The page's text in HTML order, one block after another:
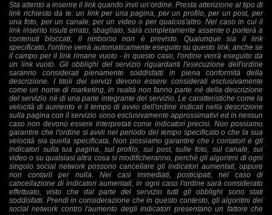
Sta attento a inserire il link quando invii un’ordine. Presta attenzione al tipo di
link richiesto da te: un link per una pagina, per un profilo, per un post, per
una foto, per un canale, per un video o per qualcos'altro. Nel caso in cui il
link inserito risulti errato, sbagliato, sarà completamente assente o porterà a
contenuti bloccati, il rimborso non è previsto. Qualunque sia il link
specificato, l'ordine verrà automaticamente eseguito su questo link, anche se
il campo per il link rimane vuoto - in questo caso, l'ordine verrà eseguito da
un link vuoto. Gli obblighi del servizio riguardanti l'esecuzione dell'ordine
saranno considerati pienamente soddisfatti in piena conformità della
descrizione. I titoli dei servizi devono essere considerati esclusivamente
come un nome di marketing, in realtà non fanno parte né della descrizione
del servizio né di una parte integrante del servizio. Le caratteristiche come la
velocità di aumento e il tempo di avvio dell'ordine indicati nella descrizione
sulla pagina con il servizio sono esclusivamente approssimativi ed in nessun
caso non devono essere interpretati come indicatori precisi. Non possiamo
garantire che l'ordine si avvii nel periodo del tempo specificato o che la sua
velocità sia quella specificata. Non possiamo garantire che i contatori e gli
indicatori sulla tua pagina, sul profilo, sui post, sulle foto, sul canale, sui
video o su qualsiasi altra cosa si modificheranno, perché gli algoritmi di ogni
singolo social network possono cancellare gli indicatori aumentati, oppure
non contarli per nulla. Nei casi immediati, posticipati, nel caso di
cancellazione di indicatori aumentati, in ogni caso l'ordine sarà considerato
effettuato, visto che dal parte del servizio tutti gli obblighi sono stati
soddisfatti. Prendi in considerazione che in questo contesto, gli algoritmi dei
social network contro l'aumento degli indicatori presentano un fattore che